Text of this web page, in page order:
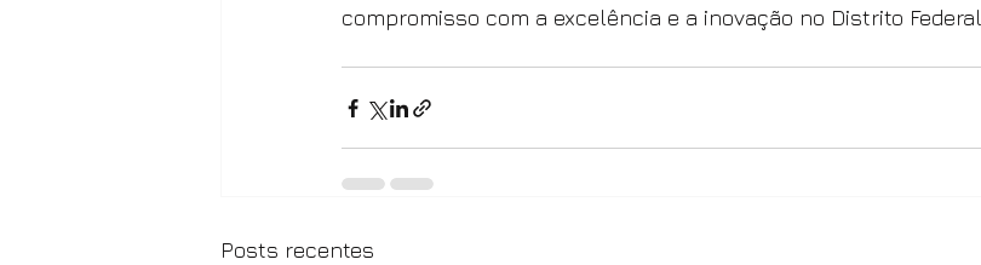
compromisso com a excelência e a inovação no Distrito Federal.
Posts recentes